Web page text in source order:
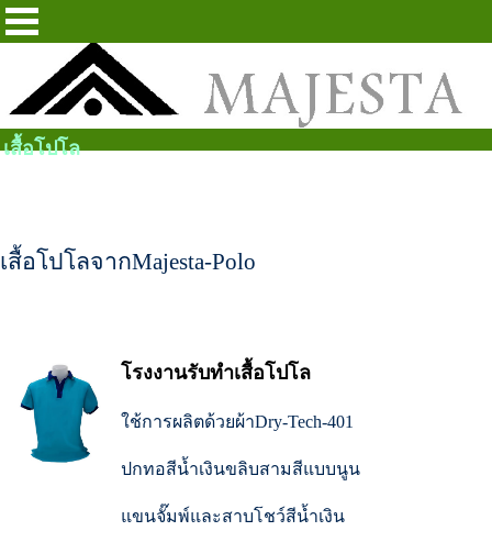
เสื้อโปโล
เสื้อโปโลจากMajesta-Polo
โรงงานรับทำเสื้อโปโล
ใช้การผลิตด้วยผ้าDry-Tech-401
ปกทอสีน้ำเงินขลิบสามสีแบบนูน
แขนจั๊มพ์และสาบโชว์สีน้ำเงิน